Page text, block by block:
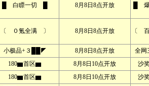
█ 白瞟一切 █ 8月8日8点开放 █
〔 ０氪全满 〕 8月8日8点开放 〔
小极品+３██◤ 8月8日8点开放
全网
180▆首区▆ 8月8日10点开放
沙
180▆首区▆ 8月8日10点开放
沙